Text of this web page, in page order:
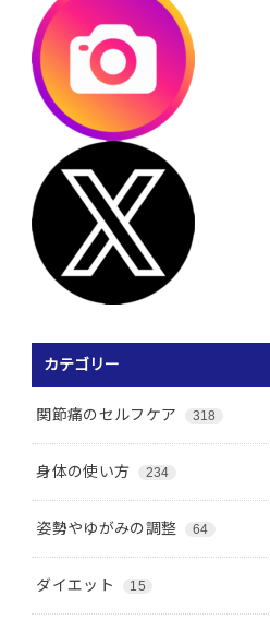
カテゴリー
関節痛のセルフケア 318
身体の使い方 234
姿勢やゆがみの調整 64
ダイエット 15